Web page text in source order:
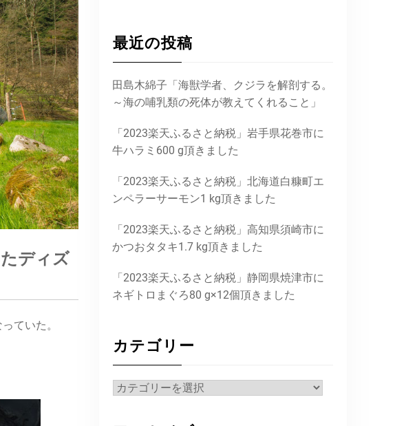
ディズ
ていた。
最近の投稿
田島木綿子「海獣学者、クジラを解剖する。
～海の哺乳類の死体が教えてくれること」
「2023楽天ふるさと納税」岩手県花巻市に
牛ハラミ600 g頂きました
「2023楽天ふるさと納税」北海道白糠町エ
ンペラーサーモン1 kg頂きました
「2023楽天ふるさと納税」高知県須崎市に
かつおタタキ1.7 kg頂きました
「2023楽天ふるさと納税」静岡県焼津市に
ネギトロまぐろ80 g×12個頂きました
カテゴリー
カ